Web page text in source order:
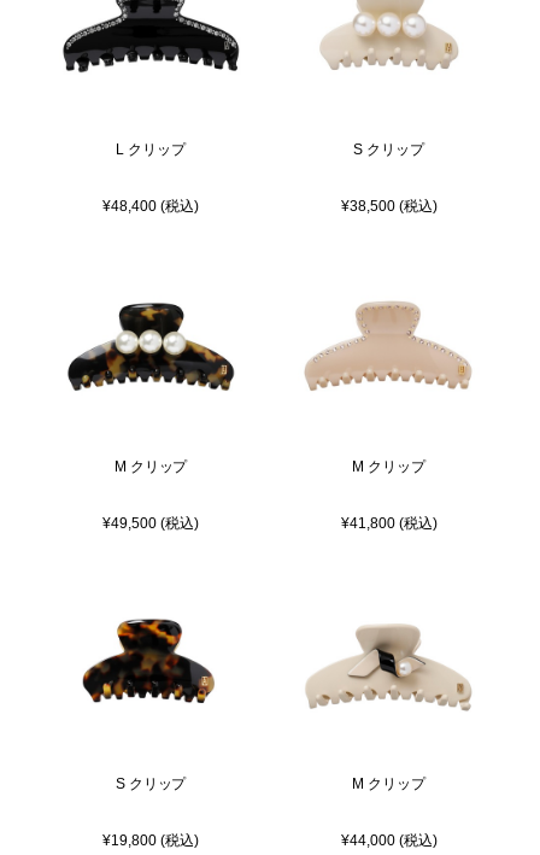
L クリップ
¥48,400 (税込)
S クリップ
¥38,500 (税込)
M クリップ
¥49,500 (税込)
M クリップ
¥41,800 (税込)
S クリップ
¥19,800 (税込)
M クリップ
¥44,000 (税込)